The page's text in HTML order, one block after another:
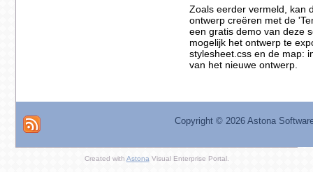
Zoals eerder vermeld, kan
ontwerp creëren met de
een gratis demo van deze
mogelijk het ontwerp te
stylesheet.css en de map:
van het nieuwe ontwerp.
Copyright © 2026 Astona
Created with Astona Visual Enterprise Portal.